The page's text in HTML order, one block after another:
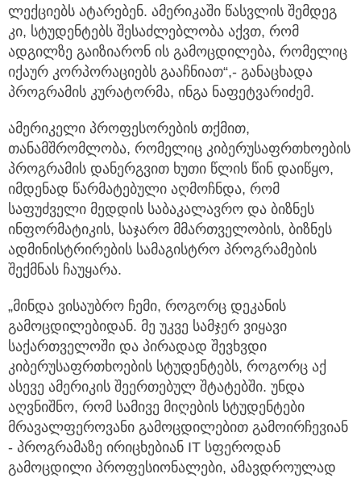
ლექციებს ატარებენ. ამერიკაში წასვლის შემდეგ
კი, სტუდენტებს შესაძლებლობა აქვთ, რომ
ადგილზე გაიზიარონ ის გამოცდილება, რომელიც
იქაურ კორპორაციებს გააჩნიათ“,- განაცხადა
პროგრამის კურატორმა, ინგა ნაფეტვარიძემ.
ამერიკელი პროფესორების თქმით,
თანამშრომლობა, რომელიც კიბერუსაფრთხოების
პროგრამის დანერგვით ხუთი წლის წინ დაიწყო,
იმდენად წარმატებული აღმოჩნდა, რომ
საფუძველი მედდის საბაკალავრო და ბიზნეს
ინფორმატიკის, საჯარო მმართველობის, ბიზნეს
ადმინისტრირების სამაგისტრო პროგრამების
შექმნას ჩაუყარა.
„მინდა ვისაუბრო ჩემი, როგორც დეკანის
გამოცდილებიდან. მე უკვე სამჯერ ვიყავი
საქართველოში და პირადად შევხვდი
კიბერუსაფრთხოების სტუდენტებს, როგორც აქ
ასევე ამერიკის შეერთებულ შტატებში. უნდა
აღვნიშნო, რომ სამივე მიღების სტუდენტები
მრავალფეროვანი გამოცდილებით გამოირჩევიან
- პროგრამაზე ირიცხებიან IT სფეროდან
გამოცდილი პროფესიონალები, ამავდროულად